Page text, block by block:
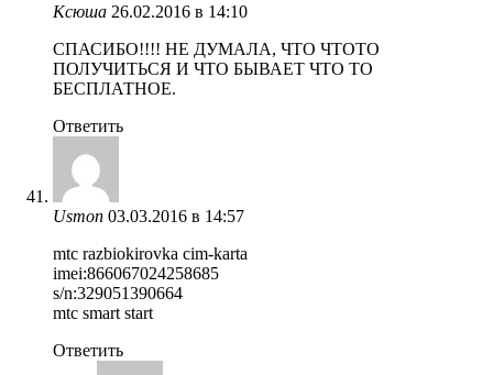
Ксюша 26.02.2016 в 14:10
СПАСИБО!!!! НЕ ДУМАЛА, ЧТО ЧТОТО
ПОЛУЧИТЬСЯ И ЧТО БЫВАЕТ ЧТО ТО
БЕСПЛАТНОЕ.
Ответить
Usmon 03.03.2016 в 14:57
mtc razbiokirovka cim-karta
imei:866067024258685
s/n:329051390664
mtc smart start
Ответить